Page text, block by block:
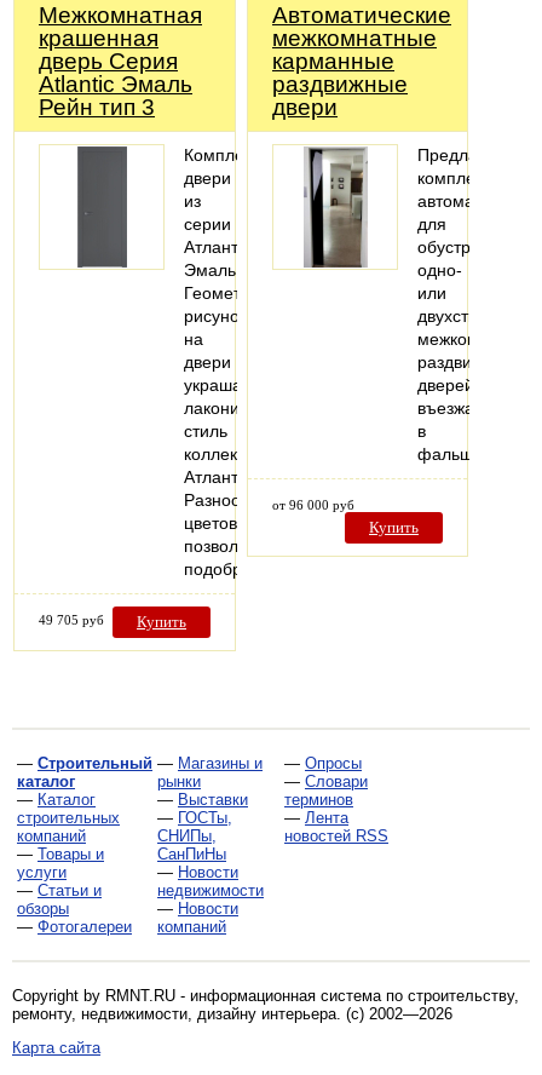
Межкомнатная
крашенная
дверь Серия
Atlantic Эмаль
Рейн тип 3
Комплект
двери
из
серии
Атлантик
Эмаль.
Геометрический
рисунок
на
двери
украшает
лаконичный
стиль
коллекции
Атлантик.
Разнообразие
цветов
позволит
подобрать…
49 705 руб Купить
Автоматические
межкомнатные
карманные
раздвижные
двери
Предлагаем
комплекты
автоматики
для
обустройства
одно-
или
двухстворчатых
межкомнатных
раздвижных
дверей,
въезжающих
в
фальшстену..
от 96 000 руб
Купить
— Строительный
каталог
— Каталог
строительных
компаний
— Товары и
услуги
— Статьи и
обзоры
— Фотогалереи
— Магазины и
рынки
— Выставки
— ГОСТы,
СНИПы,
СанПиНы
— Новости
недвижимости
— Новости
компаний
— Опросы
— Словари
терминов
— Лента
новостей RSS
Copyright by RMNT.RU - информационная система по строительству,
ремонту, недвижимости, дизайну интерьера . (c) 2002—2026
Карта сайта